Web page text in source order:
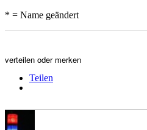
* = Name geändert
verteilen oder merken
Teilen